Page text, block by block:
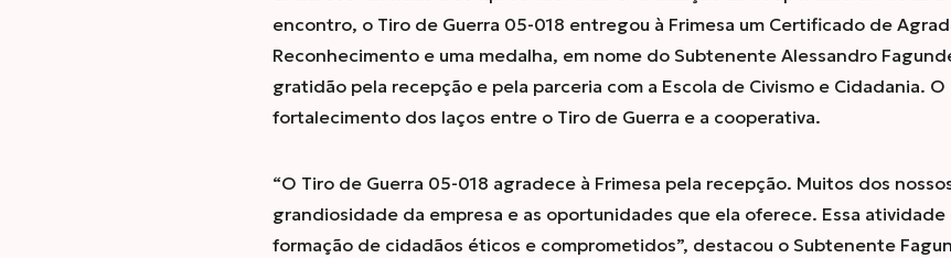
encontro, o Tiro de Guerra 05-018 entregou à Frimesa um Certificado de
Reconhecimento e uma medalha, em nome do Subtenente Alessandro
gratidão pela recepção e pela parceria com a Escola de Civismo e Cidadania.
fortalecimento dos laços entre o Tiro de Guerra e a cooperativa.
“O Tiro de Guerra 05-018 agradece à Frimesa pela recepção. Muitos dos
grandiosidade da empresa e as oportunidades que ela oferece. Essa
formação de cidadãos éticos e comprometidos”, destacou o Subtenente